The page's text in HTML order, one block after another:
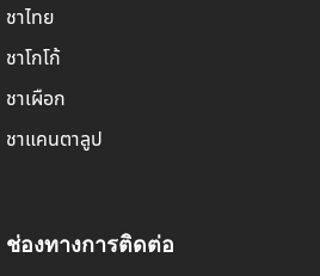
ชาไทย
ชาโกโก้
ชาเผือก
ชาแคนตาลูป
ช่องทางการติดต่อ